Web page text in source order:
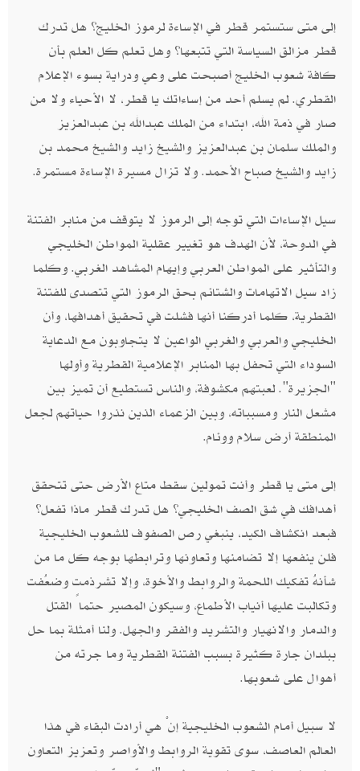
إلى متى ستستمر قطر في الإساءة لرموز الخليج؟ هل تدرك
قطر مزالق السياسة التي تتبعها؟ وهل تعلم كل العلم بأن
كافة شعوب الخليج أصبحت على وعي ودراية بسوء الإعلام
القطري. لم يسلم أحد من إساءاتك يا قطر، لا الأحياء ولا من
صار في ذمة الله، ابتداء من الملك عبدالله بن عبدالعزيز
والملك سلمان بن عبدالعزيز والشيخ زايد والشيخ محمد بن
زايد والشيخ صباح الأحمد. ولا تزال مسيرة الإساءة مستمرة.
سيل الإساءات التي توجه إلى الرموز لا يتوقف من منابر الفتنة
في الدوحة، لأن الهدف هو تغيير عقلية المواطن الخليجي
والتأثير على المواطن العربي وإيهام المشاهد الغربي. وكلما
زاد سيل الاتهامات والشتائم بحق الرموز التي تتصدى للفتنة
القطرية، كلما أدركنا أنها فشلت في تحقيق أهدافها، وأن
الخليجي والعربي والغربي الواعين لا يتجاوبون مع الدعاية
السوداء التي تحفل بها المنابر الإعلامية القطرية وأولها
"الجزيرة". لعبتهم مكشوفة، والناس تستطيع أن تميز بين
مشعل النار ومسبباته، وبين الزعماء الذين نذروا حياتهم لجعل
المنطقة أرض سلام ووئام.
إلى متى يا قطر وأنت تمولين سقط متاع الأرض حتى تتحقق
أهدافك في شق الصف الخليجي؟ هل تدرك قطر ماذا تفعل؟
فبعد انكشاف الكيد، ينبغي رص الصفوف للشعوب الخليجية
فلن ينفعها إلا تضامنها وتعاونها وترابطها بوجه كل ما من
شأنهُ تفكيك اللحمة والروابط والأخوة، وإلا تشرذمت وضعُفت
وتكالبت عليها أنياب الأطماع، وسيكون المصير حتماً القتل
والدمار والانهيار والتشريد والفقر والجهل. ولنا أمثلة بما حل
ببلدان جارة كثيرة بسبب الفتنة القطرية وما جرته من
أهوال على شعوبها.
لا سبيل أمام الشعوب الخليجية إنْ هي أرادت البقاء في هذا
العالم العاصف، سوى تقوية الروابط والأواصر وتعزيز التعاون